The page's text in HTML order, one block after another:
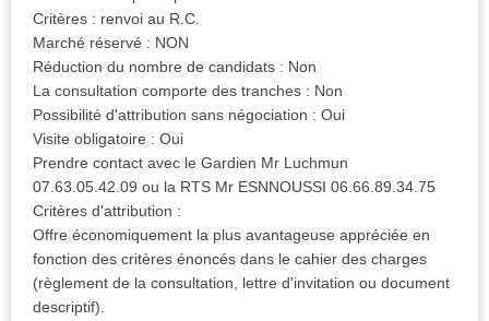
Critères : renvoi au R.C.
Marché réservé : NON
Réduction du nombre de candidats : Non
La consultation comporte des tranches : Non
Possibilité d'attribution sans négociation : Oui
Visite obligatoire : Oui
Prendre contact avec le Gardien Mr Luchmun
07.63.05.42.09 ou la RTS Mr ESNNOUSSI 06.66.89.34.75
Critères d'attribution :
Offre économiquement la plus avantageuse appréciée en
fonction des critères énoncés dans le cahier des charges
(règlement de la consultation, lettre d'invitation ou document
descriptif).